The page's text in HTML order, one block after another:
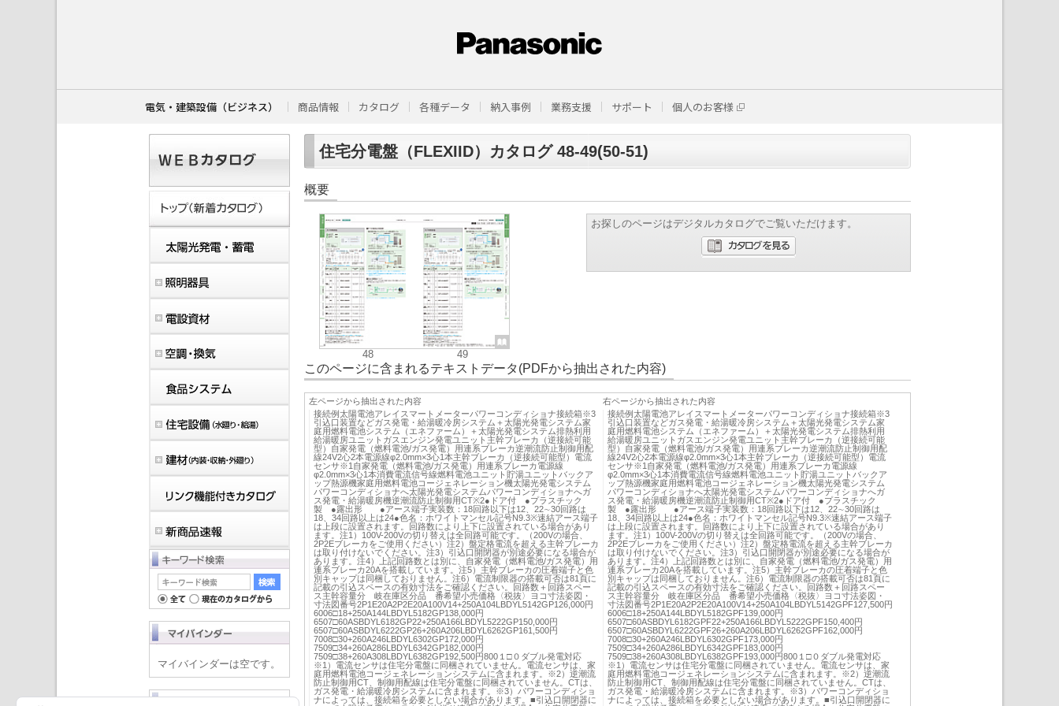
電気・建築設備（ビジネス） 商品情報 カタログ 各種データ 納入事例 業務支援 サポート 個人のお客様
住宅分電盤（FLEXIID）カタログ 48-49(50-51)
概要
48 49
お探しのページはデジタルカタログでご覧いただけます。
このページに含まれるテキストデータ(PDFから抽出された内容)
左ページから抽出された内容
接続例太陽電池アレイスマートメーターパワーコンディショナ接続箱※3
引込口装置などガス発電・給湯暖冷房システム＋太陽光発電システム家
庭用燃料電池システム（エネファーム）＋太陽光発電システム排熱利用
給湯暖房ユニットガスエンジン発電ユニット主幹ブレーカ（逆接続可能
型）自家発電（燃料電池/ガス発電）用連系ブレーカ逆潮流防止制御用配
線24V2心2本電源線φ2.0mm×3心1本主幹ブレーカ（逆接続可能型）電流
センサ※1自家発電（燃料電池/ガス発電）用連系ブレーカ電源線
φ2.0mm×3心1本消費電流信号線燃料電池ユニット貯湯ユニットバックア
ップ熱源機家庭用燃料電池コージェネレーション機太陽光発電システム
パワーコンディショナへ太陽光発電システムパワーコンディショナへガ
ス発電・給湯暖房機逆潮流防止制御用CT※2●ドア付 ●プラスチック
製 ●露出形 ●アース端子実装数：18回路以下は12、22∼30回路は
18、34回路以上は24●色名：ホワイトマンセル記号N9.3※速結アース端子
は上段に設置されます。回路数により上下に設置されている場合があり
ます。注1）100V-200Vの切り替えは全回路可能です。（200Vの場合、
2P2Eブレーカをご使用ください）注2）盤定格電流を超える主幹ブレーカ
は取り付けないでください。注3）引込口開閉器が別途必要になる場合が
あります。注4）上記回路数とは別に、自家発電（燃料電池/ガス発電）用
連系ブレーカ20Aを搭載しています。注5）主幹ブレーカの圧着端子と色
別キャップは同梱しておりません。注6）電流制限器の搭載可否は81頁に
記載の引込スペースの有効寸法をご確認ください。回路数＋回路スペー
ス主幹容量分 岐在庫区分品 番希望小売価格〈税抜〉ヨコ寸法姿図・
寸法図番号2P1E20A2P2E20A100V14+250A104LBDYL5142GP126,000円
6006□18+250A144LBDYL5182GP138,000円
6507□60ASBDYL6182GP22+250A166LBDYL5222GP150,000円
6507□60ASBDYL6222GP26+260A206LBDYL6262GP161,500円
7008□30+260A246LBDYL6302GP172,000円
7509□34+260A286LBDYL6342GP182,000円
7509□38+260A308LBDYL6382GP192,500円800１□０ダブル発電対応
※1）電流センサは住宅分電盤に同梱されていません。電流センサは、家
庭用燃料電池コージェネレーションシステムに含まれます。※2）逆潮流
防止制御用CT、制御用配線は住宅分電盤に同梱されていません。CTは、
ガス発電・給湯暖冷房システムに含まれます。※3）パワーコンディショ
ナによっては、接続箱を必要としない場合があります。■引込口開閉器に
右ページから抽出された内容
接続例太陽電池アレイスマートメーターパワーコンディショナ接続箱※3
引込口装置などガス発電・給湯暖冷房システム＋太陽光発電システム家
庭用燃料電池システム（エネファーム）＋太陽光発電システム排熱利用
給湯暖房ユニットガスエンジン発電ユニット主幹ブレーカ（逆接続可能
型）自家発電（燃料電池/ガス発電）用連系ブレーカ逆潮流防止制御用配
線24V2心2本電源線φ2.0mm×3心1本主幹ブレーカ（逆接続可能型）電流
センサ※1自家発電（燃料電池/ガス発電）用連系ブレーカ電源線
φ2.0mm×3心1本消費電流信号線燃料電池ユニット貯湯ユニットバックア
ップ熱源機家庭用燃料電池コージェネレーション機太陽光発電システム
パワーコンディショナへ太陽光発電システムパワーコンディショナへガ
ス発電・給湯暖房機逆潮流防止制御用CT※2●ドア付 ●プラスチック
製 ●露出形 ●アース端子実装数：18回路以下は12、22∼30回路は
18、34回路以上は24●色名：ホワイトマンセル記号N9.3※速結アース端子
は上段に設置されます。回路数により上下に設置されている場合があり
ます。注1）100V-200Vの切り替えは全回路可能です。（200Vの場合、
2P2Eブレーカをご使用ください）注2）盤定格電流を超える主幹ブレーカ
は取り付けないでください。注3）引込口開閉器が別途必要になる場合が
あります。注4）上記回路数とは別に、自家発電（燃料電池/ガス発電）用
連系ブレーカ20Aを搭載しています。注5）主幹ブレーカの圧着端子と色
別キャップは同梱しておりません。注6）電流制限器の搭載可否は81頁に
記載の引込スペースの有効寸法をご確認ください。回路数＋回路スペー
ス主幹容量分 岐在庫区分品 番希望小売価格〈税抜〉ヨコ寸法姿図・
寸法図番号2P1E20A2P2E20A100V14+250A104LBDYL5142GPF127,500円
6006□18+250A144LBDYL5182GPF139,000円
6507□60ASBDYL6182GPF22+250A166LBDYL5222GPF150,400円
6507□60ASBDYL6222GPF26+260A206LBDYL6262GPF162,000円
7008□30+260A246LBDYL6302GPF173,000円
7509□34+260A286LBDYL6342GPF183,000円
7509□38+260A308LBDYL6382GPF193,000円800１□０ダブル発電対応
※1）電流センサは住宅分電盤に同梱されていません。電流センサは、家
庭用燃料電池コージェネレーションシステムに含まれます。※2）逆潮流
防止制御用CT、制御用配線は住宅分電盤に同梱されていません。CTは、
ガス発電・給湯暖冷房システムに含まれます。※3）パワーコンディショ
ナによっては、接続箱を必要としない場合があります。■引込口開閉器に
マイバインダーは空です。